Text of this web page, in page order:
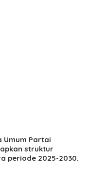
Umum Partai
struktur
periode 2025-2030.